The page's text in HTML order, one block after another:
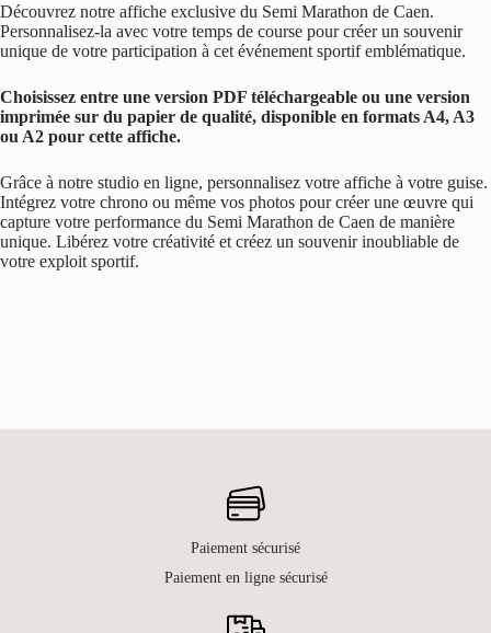
Découvrez notre affiche exclusive du Semi Marathon de Caen.
Personnalisez-la avec votre temps de course pour créer un souvenir
unique de votre participation à cet événement sportif emblématique.
Choisissez entre une version PDF téléchargeable ou une version
imprimée sur du papier de qualité, disponible en formats A4, A3
ou A2 pour cette affiche.
Grâce à notre studio en ligne, personnalisez votre affiche à votre guise.
Intégrez votre chrono ou même vos photos pour créer une œuvre qui
capture votre performance du Semi Marathon de Caen de manière
unique. Libérez votre créativité et créez un souvenir inoubliable de
votre exploit sportif.
Paiement sécurisé
Paiement en ligne sécurisé